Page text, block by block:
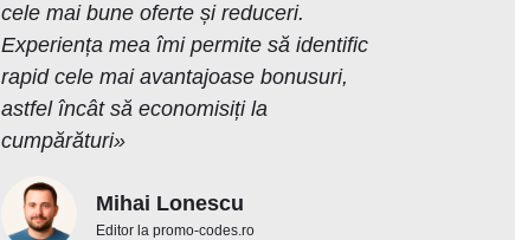
cele mai bune oferte și reduceri.
Experiența mea îmi permite să identific
rapid cele mai avantajoase bonusuri,
astfel încât să economisiți la
cumpărături»
Mihai Lonescu
Editor la promo-codes.ro